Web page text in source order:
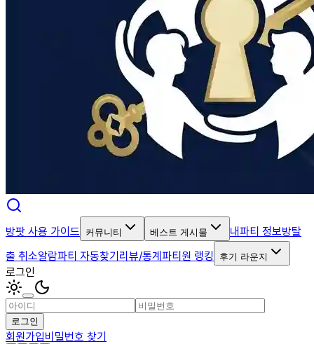
방팟 사용 가이드 커뮤니티 베스트 게시물 내파티 정보방탈
출 취소알람파티 자동찾기리뷰/통계파티원 랭킹 후기 라운지
로그인
로그인
회원가입비밀번호 찾기